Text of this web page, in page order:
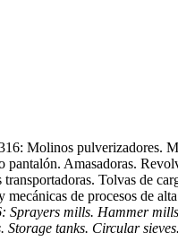
Molinos
Amasadoras.
Tolvas de
de procesos de
Sprayers mills. Hammer
tanks. Circular